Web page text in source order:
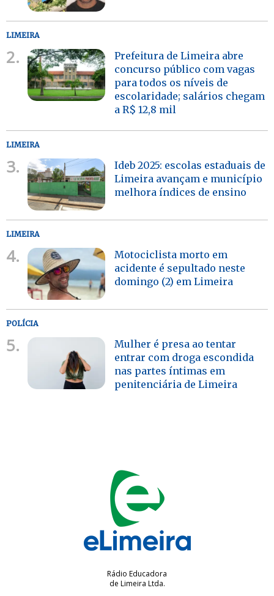
LIMEIRA
2.
Prefeitura de Limeira abre
concurso público com vagas
para todos os níveis de
escolaridade; salários chegam
a R$ 12,8 mil
LIMEIRA
3.
Ideb 2025: escolas estaduais de
Limeira avançam e município
melhora índices de ensino
LIMEIRA
4.
Motociclista morto em
acidente é sepultado neste
domingo (2) em Limeira
POLÍCIA
5.
Mulher é presa ao tentar
entrar com droga escondida
nas partes íntimas em
penitenciária de Limeira
Rádio Educadora
de Limeira Ltda.